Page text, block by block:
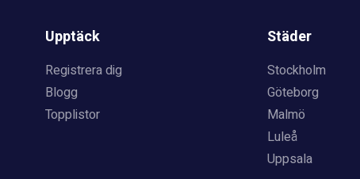
Upptäck
Registrera dig
Blogg
Topplistor
Städer
Stockholm
Göteborg
Malmö
Luleå
Uppsala